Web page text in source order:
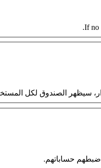
If no
سيظهر الصندوق لكل
ضبطهم حساباتهم.